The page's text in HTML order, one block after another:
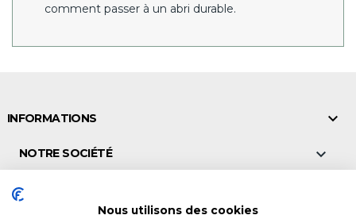
comment passer à un abri durable.
INFORMATIONS 
NOTRE SOCIÉTÉ 
NOS POINTS DE VENTE
Nous utilisons des cookies